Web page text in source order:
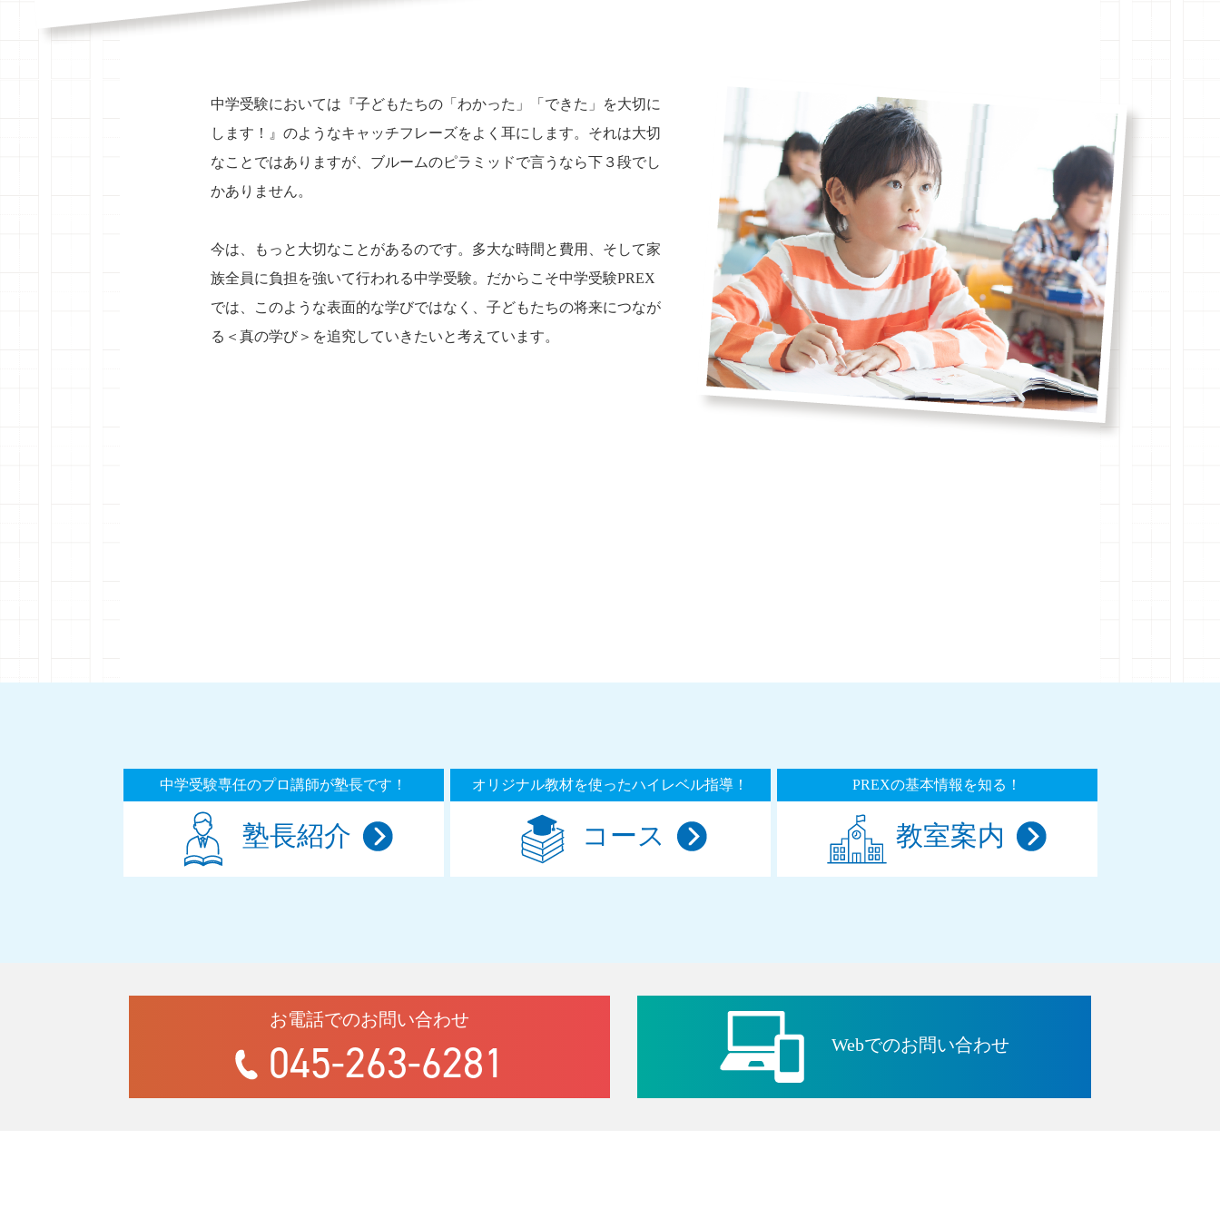
中学受験においては『子どもたちの「わかった」「できた」を大切に
します！』のようなキャッチフレーズをよく耳にします。それは大切
なことではありますが、ブルームのピラミッドで言うなら下３段でし
かありません。
今は、もっと大切なことがあるのです。多大な時間と費用、そして家
族全員に負担を強いて行われる中学受験。だからこそ中学受験PREX
では、このような表面的な学びではなく、子どもたちの将来につなが
る＜真の学び＞を追究していきたいと考えています。
中学受験専任のプロ講師が塾長です！
塾長紹介
オリジナル教材を使ったハイレベル指導！
コース
PREXの基本情報を知る！
教室案内
お電話でのお問い合わせ
045-263-6281 Webでのお問い合わせ